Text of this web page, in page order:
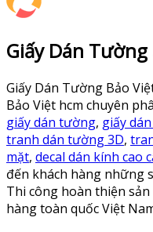
Giấy Dán Tường
Giấy Dán Tường Bảo
Bảo Việt hcm chuyên
giấy dán tường, giấy
tranh dán tường 3D,
mặt, decal dán kính cao
đến khách hàng những
Thi công hoàn thiện sản
hàng toàn quốc Việt